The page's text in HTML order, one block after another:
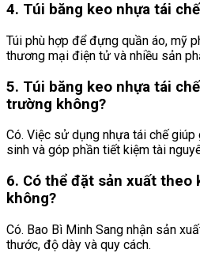
4. Túi băng keo nhựa tái
Túi phù hợp để đựng quần áo, mỹ
thương mại điện tử và nhiều sản
5. Túi băng keo nhựa tái
trường không?
Có. Việc sử dụng nhựa tái chế
sinh và góp phần tiết kiệm tài
6. Có thể đặt sản xuất theo
không?
Có. Bao Bì Minh Sang nhận sản
thước, độ dày và quy cách.